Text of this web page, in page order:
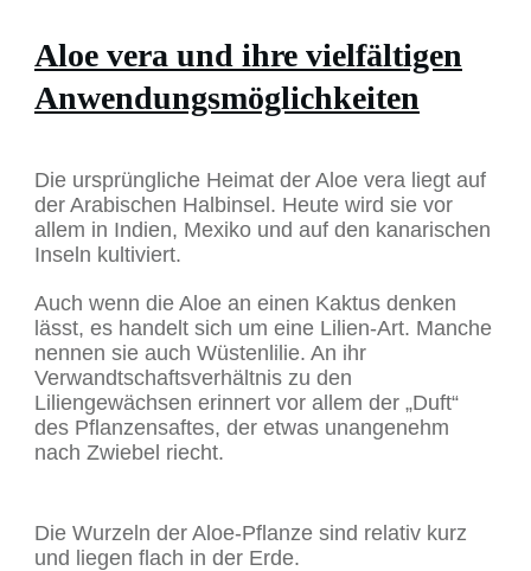
Aloe vera und ihre vielfältigen
Anwendungsmöglichkeiten
Die ursprüngliche Heimat der Aloe vera liegt auf
der Arabischen Halbinsel. Heute wird sie vor
allem in Indien, Mexiko und auf den kanarischen
Inseln kultiviert.
Auch wenn die Aloe an einen Kaktus denken
lässt, es handelt sich um eine Lilien-Art. Manche
nennen sie auch Wüstenlilie. An ihr
Verwandtschaftsverhältnis zu den
Liliengewächsen erinnert vor allem der „Duft“
des Pflanzensaftes, der etwas unangenehm
nach Zwiebel riecht.
Die Wurzeln der Aloe-Pflanze sind relativ kurz
und liegen flach in der Erde.